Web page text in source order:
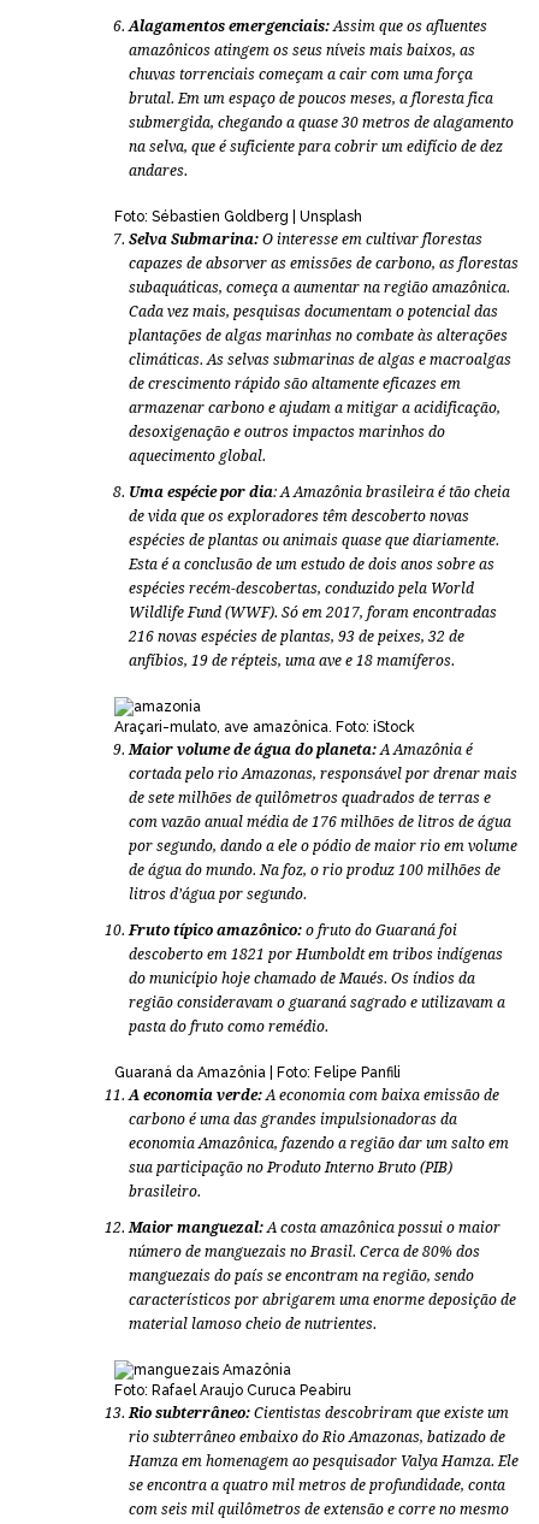
Alagamentos emergenciais: Assim que os afluentes
amazônicos atingem os seus níveis mais baixos, as
chuvas torrenciais começam a cair com uma força
brutal. Em um espaço de poucos meses, a floresta fica
submergida, chegando a quase 30 metros de alagamento
na selva, que é suficiente para cobrir um edifício de dez
andares.
Foto: Sébastien Goldberg | Unsplash
Selva Submarina: O interesse em cultivar florestas
capazes de absorver as emissões de carbono, as florestas
subaquáticas, começa a aumentar na região amazônica.
Cada vez mais, pesquisas documentam o potencial das
plantações de algas marinhas no combate às alterações
climáticas. As selvas submarinas de algas e macroalgas
de crescimento rápido são altamente eficazes em
armazenar carbono e ajudam a mitigar a acidificação,
desoxigenação e outros impactos marinhos do
aquecimento global.
Uma espécie por dia: A Amazônia brasileira é tão cheia
de vida que os exploradores têm descoberto novas
espécies de plantas ou animais quase que diariamente.
Esta é a conclusão de um estudo de dois anos sobre as
espécies recém-descobertas, conduzido pela World
Wildlife Fund (WWF). Só em 2017, foram encontradas
216 novas espécies de plantas, 93 de peixes, 32 de
anfíbios, 19 de répteis, uma ave e 18 mamíferos.
Araçari-mulato, ave amazônica. Foto: iStock
Maior volume de água do planeta: A Amazônia é
cortada pelo rio Amazonas, responsável por drenar mais
de sete milhões de quilômetros quadrados de terras e
com vazão anual média de 176 milhões de litros de água
por segundo, dando a ele o pódio de maior rio em volume
de água do mundo. Na foz, o rio produz 100 milhões de
litros d’água por segundo.
Fruto típico amazônico: o fruto do Guaraná foi
descoberto em 1821 por Humboldt em tribos indígenas
do município hoje chamado de Maués. Os índios da
região consideravam o guaraná sagrado e utilizavam a
pasta do fruto como remédio.
Guaraná da Amazônia | Foto: Felipe Panfili
A economia verde: A economia com baixa emissão de
carbono é uma das grandes impulsionadoras da
economia Amazônica, fazendo a região dar um salto em
sua participação no Produto Interno Bruto (PIB)
brasileiro.
Maior manguezal: A costa amazônica possui o maior
número de manguezais no Brasil. Cerca de 80% dos
manguezais do país se encontram na região, sendo
característicos por abrigarem uma enorme deposição de
material lamoso cheio de nutrientes.
Foto: Rafael Araujo Curuca Peabiru
Rio subterrâneo: Cientistas descobriram que existe um
rio subterrâneo embaixo do Rio Amazonas, batizado de
Hamza em homenagem ao pesquisador Valya Hamza. Ele
se encontra a quatro mil metros de profundidade, conta
com seis mil quilômetros de extensão e corre no mesmo